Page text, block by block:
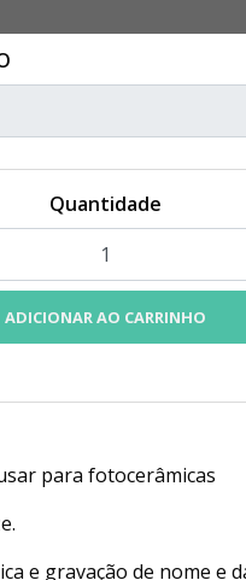
Quantidade
para fotocerâmicas
e gravação de nome e